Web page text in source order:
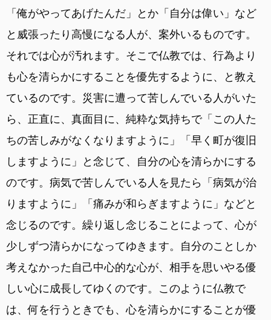
「俺がやってあげたんだ」とか「自分は偉い」など
と威張ったり高慢になる人が、案外いるものです。
それでは心が汚れます。そこで仏教では、行為より
も心を清らかにすることを優先するように、と教え
ているのです。災害に遭って苦しんでいる人がいた
ら、正直に、真面目に、純粋な気持ちで「この人た
ちの苦しみがなくなりますように」「早く町が復旧
しますように」と念じて、自分の心を清らかにする
のです。病気で苦しんでいる人を見たら「病気が治
りますように」「痛みが和らぎますように」などと
念じるのです。繰り返し念じることによって、心が
少しずつ清らかになってゆきます。自分のことしか
考えなかった自己中心的な心が、相手を思いやる優
しい心に成長してゆくのです。このように仏教で
は、何を行うときでも、心を清らかにすることが優